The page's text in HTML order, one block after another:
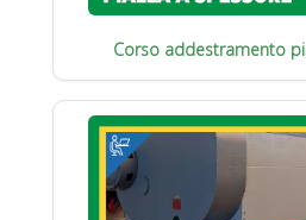
Corso addestramento